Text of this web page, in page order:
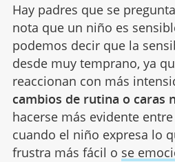
Hay padres que se
nota que un niño es
podemos decir que la
desde muy temprano, ya
reaccionan con más
cambios de rutina o caras
hacerse más evidente
cuando el niño expresa lo
frustra más fácil o se